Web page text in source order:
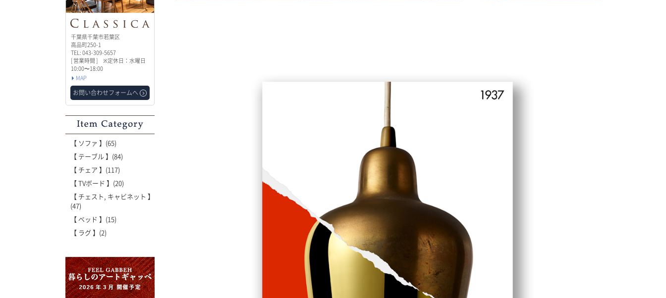
千葉県千葉市若葉区
高品町250-1
TEL: 043-309-5657
[ 営業時間 ] ※定休日：水曜日
10:00〜18:00
MAP
お問い合わせフォームへ
【 ソファ 】(65)
【 テーブル 】(84)
【 チェア 】(117)
【 TVボード 】(20)
【 チェスト, キャビネット 】
(47)
【 ベッド 】(15)
【 ラグ 】(2)
'世界でたった一枚'に出会う 暮らしのアートギャッベ展